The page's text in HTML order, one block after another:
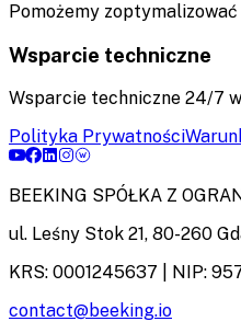
Pomożemy
Wsparcie techniczne
Wsparcie techniczne 24/7
Polityka Prywatności
BEEKING SPÓŁKA Z
ul. Leśny Stok 21, 80-260
KRS: 0001245637 | NIP:
contact@beeking.io